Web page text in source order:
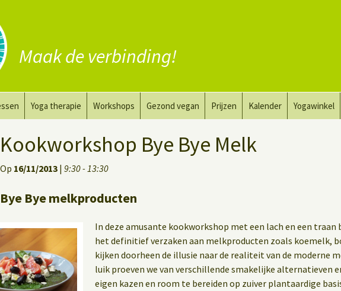
Maak de verbinding!
Yin Yoga
het werk
Yoga therapie Workshops
Naaktyoga voor mannen
Gezond vegan
Vervang zuivel
Prijzen Kalender Yogawinkel
Kookworkshop Bye Bye Melk
Op 16/11/2013 | 9:30 - 13:30
Bye Bye melkproducten
In deze amusante kookworkshop met een lach en een traan
het definitief verzaken aan melkproducten zoals koemelk,
kijken doorheen de illusie naar de realiteit van de moderne
luik proeven we van verschillende smakelijke alternatieven
eigen kazen en room te bereiden op zuiver plantaardige